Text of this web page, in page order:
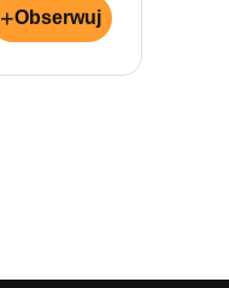
+Obserwuj